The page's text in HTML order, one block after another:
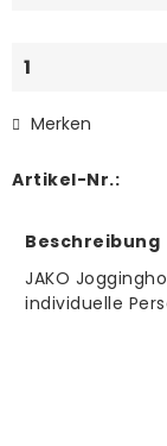
Merken
Artikel-Nr.:
Beschreibung
JAKO
individuelle